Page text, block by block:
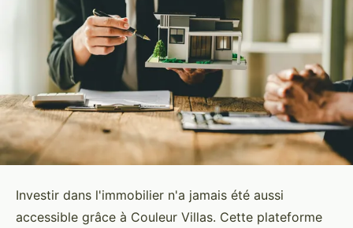
Investir dans l'immobilier n'a jamais été aussi
accessible grâce à Couleur Villas. Cette plateforme